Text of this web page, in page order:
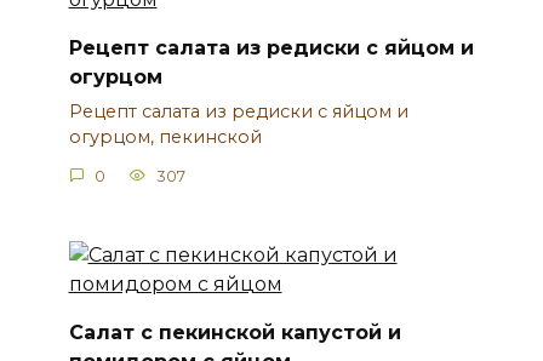
Рецепт салата из редиски с яйцом и
огурцом
Рецепт салата из редиски с яйцом и
огурцом, пекинской
0 307
Салат с пекинской капустой и